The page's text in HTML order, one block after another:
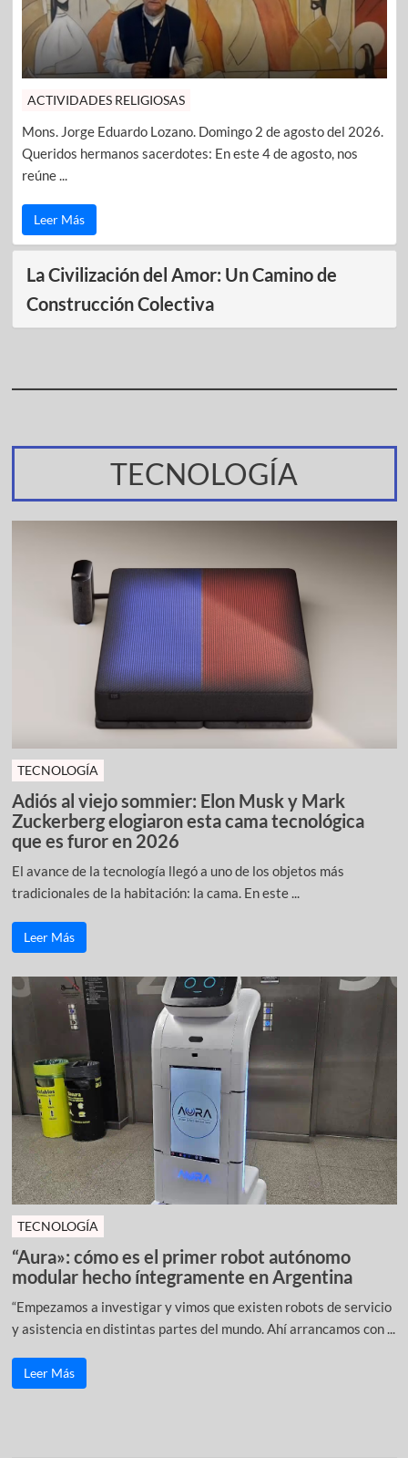
ACTIVIDADES RELIGIOSAS
Mons. Jorge Eduardo Lozano. Domingo 2 de agosto del 2026.
Queridos hermanos sacerdotes: En este 4 de agosto, nos
reúne ...
Leer Más
La Civilización del Amor: Un Camino de
Construcción Colectiva
TECNOLOGÍA
TECNOLOGÍA
Adiós al viejo sommier: Elon Musk y Mark
Zuckerberg elogiaron esta cama tecnológica
que es furor en 2026
El avance de la tecnología llegó a uno de los objetos más
tradicionales de la habitación: la cama. En este ...
Leer Más
TECNOLOGÍA
“Aura»: cómo es el primer robot autónomo
modular hecho íntegramente en Argentina
“Empezamos a investigar y vimos que existen robots de servicio
y asistencia en distintas partes del mundo. Ahí arrancamos con ...
Leer Más